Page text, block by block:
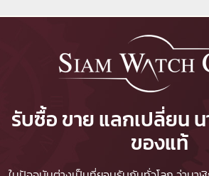
รับซื้อ ขาย แลกเปลี่ยน
ของแท้